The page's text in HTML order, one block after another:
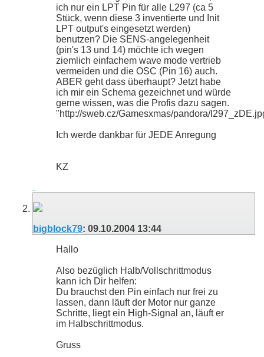
ich nur ein LPT Pin für alle L297 (ca 5
Stück, wenn diese 3 inventierte und Init
LPT output's eingesetzt werden)
benutzen? Die SENS-angelegenheit
(pin's 13 und 14) möchte ich wegen
ziemlich einfachem wave mode vertrieb
vermeiden und die OSC (Pin 16) auch.
ABER geht dass überhaupt? Jetzt habe
ich mir ein Schema gezeichnet und würde
gerne wissen, was die Profis dazu sagen.
"http://sweb.cz/Gamesxmas/pandora/
Ich werde dankbar für JEDE Anregung
KZ
bigblock79: 09.10.2004 13:44
Hallo
Also bezüglich Halb/Vollschrittmodus
kann ich Dir helfen:
Du brauchst den Pin einfach nur frei zu
lassen, dann läuft der Motor nur ganze
Schritte, liegt ein High-Signal an, läuft er
im Halbschrittmodus.
Gruss